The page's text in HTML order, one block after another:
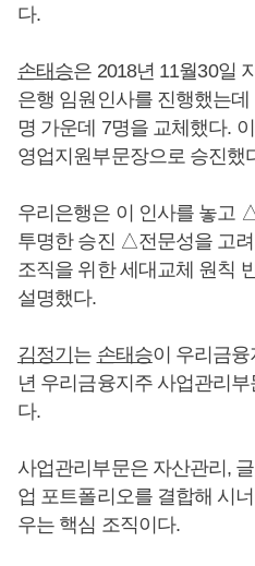
다.
손태승은 2018년 11월30일
은행 임원인사를 진행했는
명 가운데 7명을 교체했다.
영업지원부문장으로 승진했
우리은행은 이 인사를 놓고
투명한 승진 △전문성을 고
조직을 위한 세대교체 원칙
설명했다.
김정기는 손태승이 우리금융
년 우리금융지주 사업관리
다.
사업관리부문은 자산관리,
업 포트폴리오를 결합해 시
우는 핵심 조직이다.